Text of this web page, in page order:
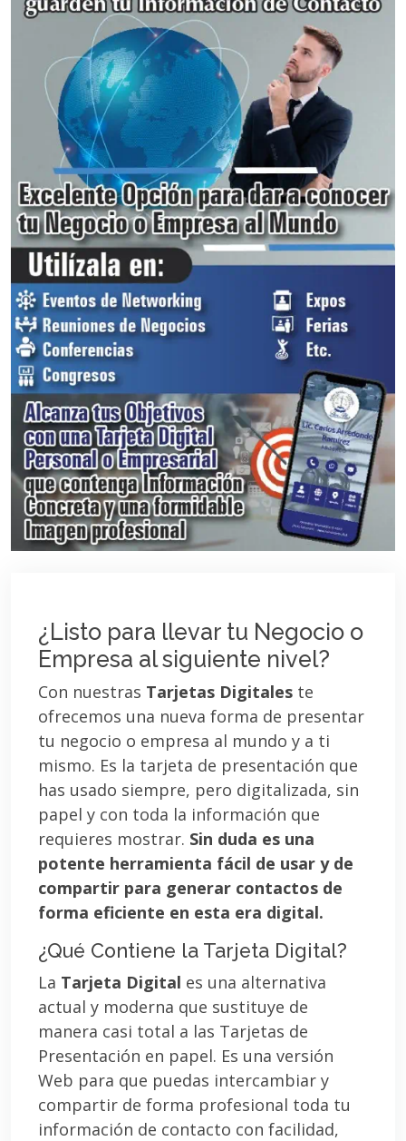
¿Listo para llevar tu Negocio o
Empresa al siguiente nivel?
Con nuestras Tarjetas Digitales te
ofrecemos una nueva forma de presentar
tu negocio o empresa al mundo y a ti
mismo. Es la tarjeta de presentación que
has usado siempre, pero digitalizada, sin
papel y con toda la información que
requieres mostrar. Sin duda es una
potente herramienta fácil de usar y de
compartir para generar contactos de
forma eficiente en esta era digital.
¿Qué Contiene la Tarjeta Digital?
La Tarjeta Digital es una alternativa
actual y moderna que sustituye de
manera casi total a las Tarjetas de
Presentación en papel. Es una versión
Web para que puedas intercambiar y
compartir de forma profesional toda tu
información de contacto con facilidad,